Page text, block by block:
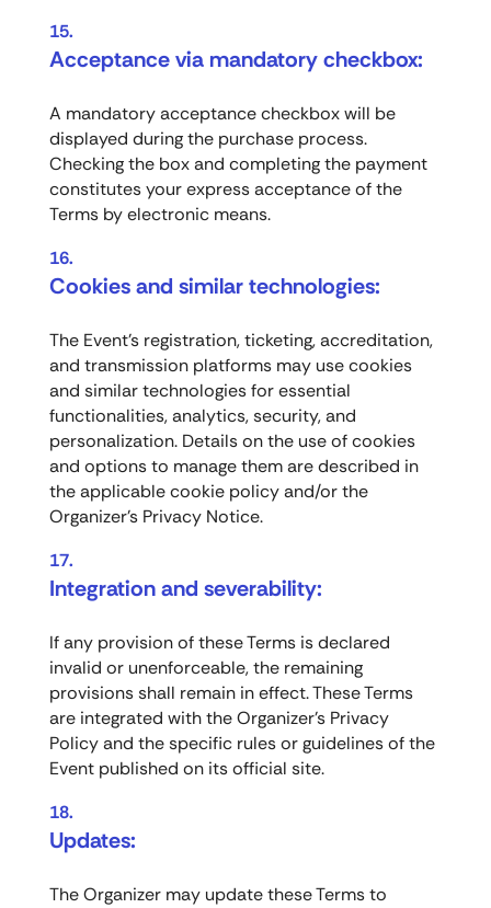
Acceptance via mandatory checkbox:
A mandatory acceptance checkbox will be
displayed during the purchase process.
Checking the box and completing the payment
constitutes your express acceptance of the
Terms by electronic means.
Cookies and similar technologies:
The Event’s registration, ticketing, accreditation,
and transmission platforms may use cookies
and similar technologies for essential
functionalities, analytics, security, and
personalization. Details on the use of cookies
and options to manage them are described in
the applicable cookie policy and/or the
Organizer’s Privacy Notice.
Integration and severability:
If any provision of these Terms is declared
invalid or unenforceable, the remaining
provisions shall remain in effect. These Terms
are integrated with the Organizer’s Privacy
Policy and the specific rules or guidelines of the
Event published on its official site.
Updates:
The Organizer may update these Terms to